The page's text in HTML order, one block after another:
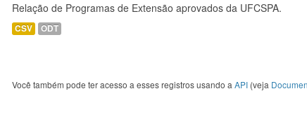
Relação de Programas de Extensão aprovados da UFCSPA.
CSV ODT
Você também pode ter acesso a esses registros usando a API (veja